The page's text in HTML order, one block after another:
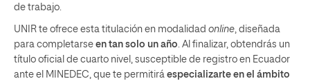
de trabajo.
UNIR te ofrece esta titulación en modalidad online, diseñada
para completarse en tan solo un año. Al finalizar, obtendrás un
título oficial de cuarto nivel, susceptible de registro en Ecuador
ante el MINEDEC, que te permitirá especializarte en el ámbito